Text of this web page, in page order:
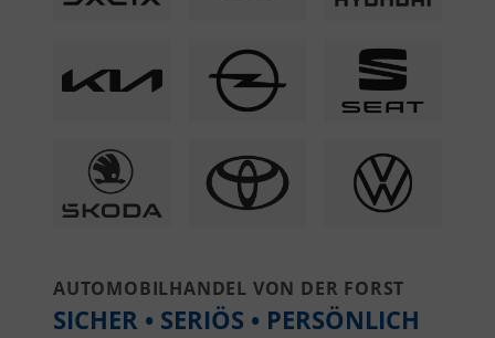
AUTOMOBILHANDEL VON DER FORST
SICHER • SERIÖS • PERSÖNLICH